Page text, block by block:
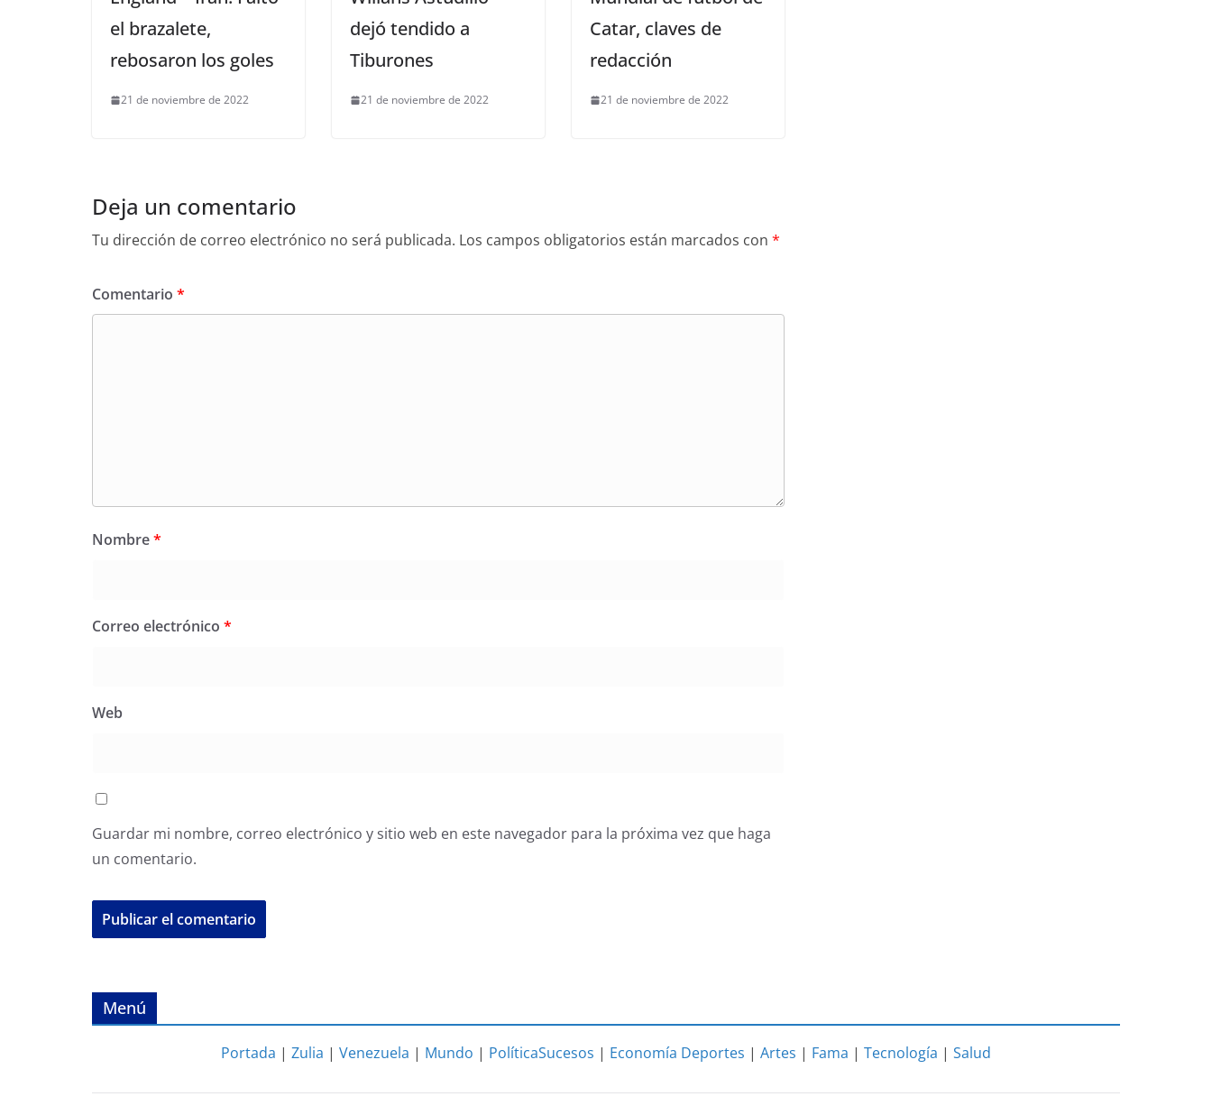
el brazalete,
rebosaron los goles
21 de noviembre de 2022
dejó tendido a
Tiburones
21 de noviembre de 2022
Catar, claves de
redacción
21 de noviembre de 2022
Deja un comentario
Tu dirección de correo electrónico no será publicada. Los campos obligatorios están marcados con *
Comentario *
Nombre*
Correo electrónico *
Web
Guardar mi nombre, correo electrónico y sitio web en este navegador para la próxima vez que haga
un comentario.
Menú
Portada | Zulia | Venezuela | Mundo | PolíticaSucesos | Economía Deportes | Artes | Fama | Tecnología | Salud